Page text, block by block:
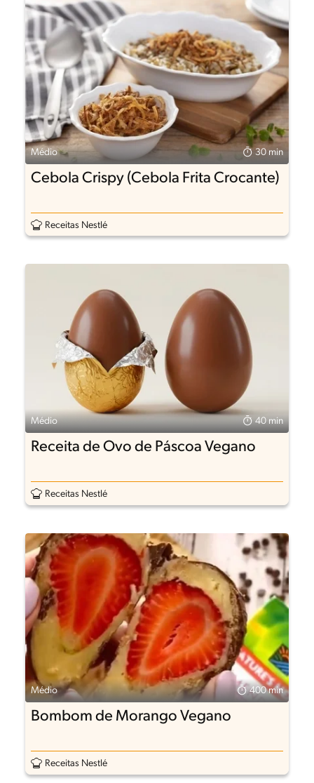
Médio 30 min
Cebola Crispy (Cebola Frita Crocante)
Receitas Nestlé
Médio 40 min
Receita de Ovo de Páscoa Vegano
Receitas Nestlé
Médio 400 min
Bombom de Morango Vegano
Receitas Nestlé